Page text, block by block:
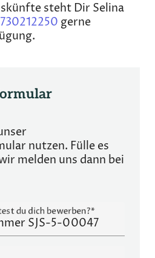
steht Dir Selina
gerne
nutzen. Fülle es
melden uns dann bei
du dich bewerben?